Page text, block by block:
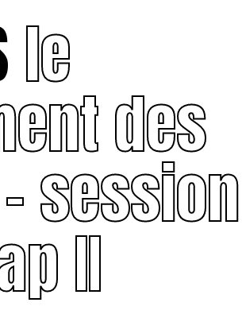
le
des
session
II